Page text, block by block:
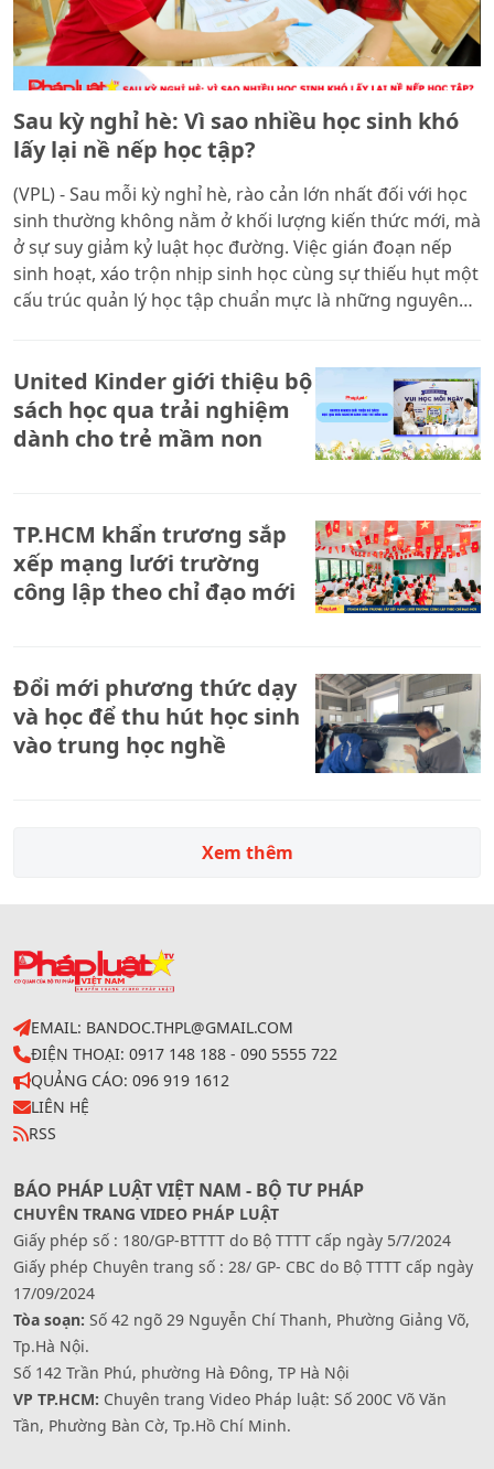
Sau kỳ nghỉ hè: Vì sao nhiều học sinh khó
lấy lại nề nếp học tập?
(VPL) - Sau mỗi kỳ nghỉ hè, rào cản lớn nhất đối với học
sinh thường không nằm ở khối lượng kiến thức mới, mà
ở sự suy giảm kỷ luật học đường. Việc gián đoạn nếp
sinh hoạt, xáo trộn nhịp sinh học cùng sự thiếu hụt một
cấu trúc quản lý học tập chuẩn mực là những nguyên
Thực trạng này không chỉ đòi hỏi khả năng tự thích ứng
của học sinh, mà còn đặt ra yêu cầu cấp thiết đối với
phụ huynh trong việc định hình và lựa chọn một môi
United Kinder giới thiệu bộ
sách học qua trải nghiệm
dành cho trẻ mầm non
TP.HCM khẩn trương sắp
xếp mạng lưới trường
công lập theo chỉ đạo mới
Đổi mới phương thức dạy
và học để thu hút học sinh
vào trung học nghề
Xem thêm
EMAIL: BANDOC.THPL@GMAIL.COM
ĐIỆN THOẠI: 0917 148 188 - 090 5555 722
QUẢNG CÁO: 096 919 1612
LIÊN HỆ
RSS
BÁO PHÁP LUẬT VIỆT NAM - BỘ TƯ PHÁP
CHUYÊN TRANG VIDEO PHÁP LUẬT
Giấy phép số : 180/GP-BTTTT do Bộ TTTT cấp ngày 5/7/2024
Giấy phép Chuyên trang số : 28/ GP- CBC do Bộ TTTT cấp ngày
17/09/2024
Tòa soạn: Số 42 ngõ 29 Nguyễn Chí Thanh, Phường Giảng Võ,
Tp.Hà Nội.
Số 142 Trần Phú, phường Hà Đông, TP Hà Nội
VP TP.HCM: Chuyên trang Video Pháp luật: Số 200C Võ Văn
Tần, Phường Bàn Cờ, Tp.Hồ Chí Minh.